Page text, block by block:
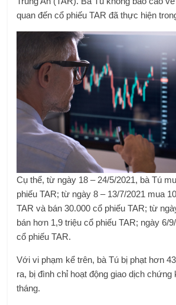
quan đến cổ phiếu TAR đã thực hiện
Cụ thể, từ ngày 18 – 24/5/2021, bà Tú
phiếu TAR; từ ngày 8 – 13/7/2021 mua
TAR và bán 30.000 cổ phiếu TAR; từ
bán hơn 1,9 triệu cổ phiếu TAR; ngày 6/
cổ phiếu TAR.
Với vi phạm kể trên, bà Tú bị phạt hơn
ra, bị đình chỉ hoạt động giao dịch chứng
tháng.